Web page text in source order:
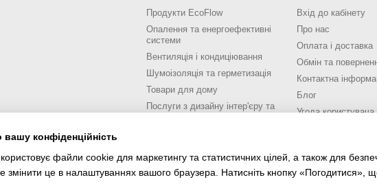
Продукти EcoFlow
Опалення та енергоефективні
системи
Вентиляція і кондиціювання
Шумоізоляція та герметизація
Товари для дому
Послуги з дизайну інтер'єру та
Вхід до кабінету
Про нас
Оплата і доставка
Обмін та
Контактна
Блог
Угода користувача
конфіденційність
файли cookie для маркетингу та статистичних цілей, а також для
змінити це в налаштуваннях вашого браузера. Натисніть кнопку «Погодитися»,